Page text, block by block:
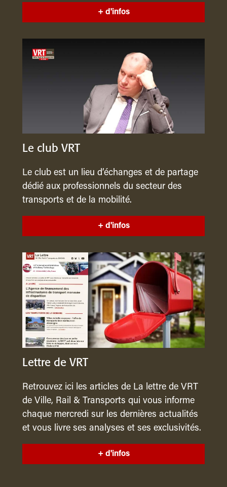
+ d'infos
Le club VRT
Le club est un lieu d’échanges et de partage
dédié aux professionnels du secteur des
transports et de la mobilité.
+ d'infos
Lettre de VRT
Retrouvez ici les articles de La lettre de VRT
de Ville, Rail & Transports qui vous informe
chaque mercredi sur les dernières actualités
et vous livre ses analyses et ses exclusivités.
+ d'infos